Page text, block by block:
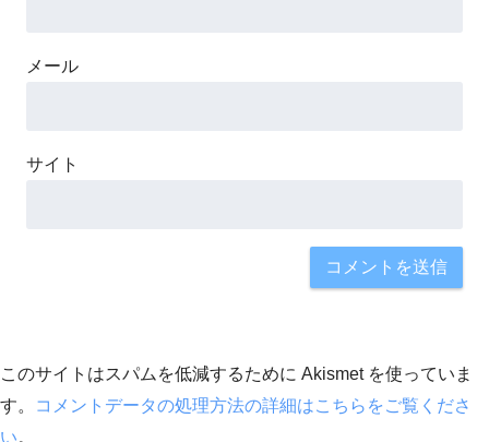
メール
サイト
このサイトはスパムを低減するために Akismet を使っていま
す。
コメントデータの処理方法の詳細はこちらをご覧くださ
い。